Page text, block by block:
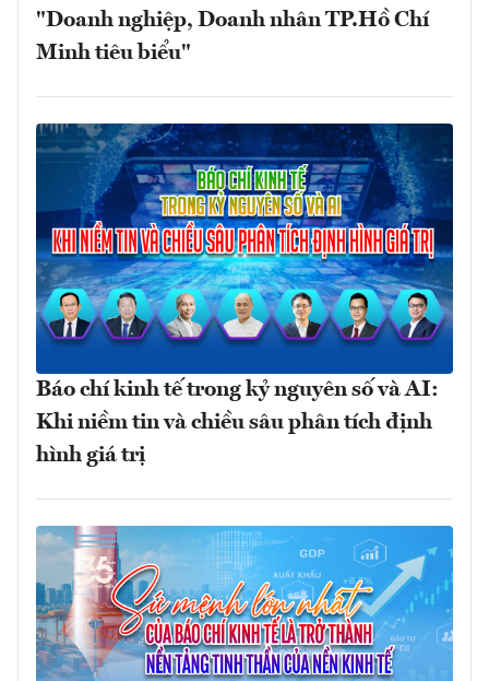
"Doanh nghiệp, Doanh nhân TP.Hồ Chí
Minh tiêu biểu"
Báo chí kinh tế trong kỷ nguyên số và AI:
Khi niềm tin và chiều sâu phân tích định
hình giá trị